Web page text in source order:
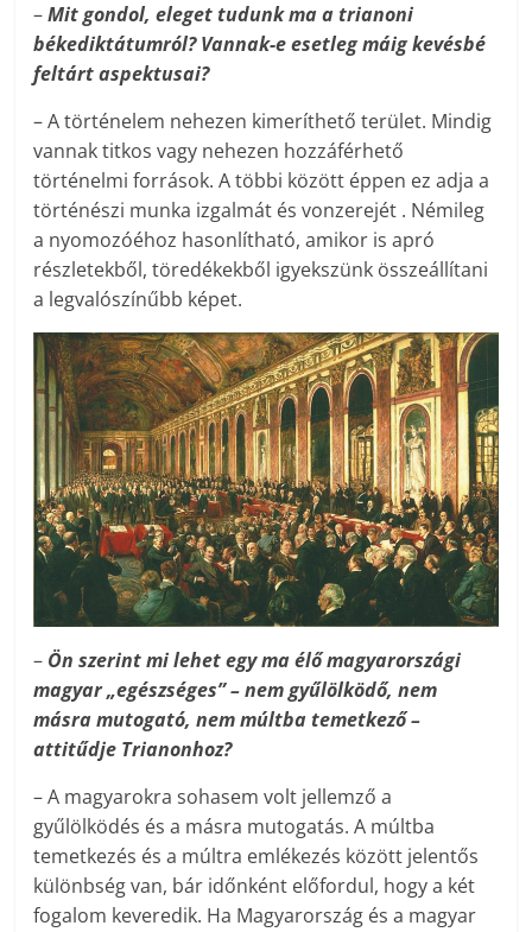
–Mit gondol, eleget tudunk ma a trianoni
békediktátumról? Vannak-e esetleg máig kevésbé
feltárt aspektusai?
– A történelem nehezen kimeríthető terület. Mindig
vannak titkos vagy nehezen hozzáférhető
történelmi források. A többi között éppen ez adja a
történészi munka izgalmát és vonzerejét . Némileg
a nyomozóéhoz hasonlítható, amikor is apró
részletekből, töredékekből igyekszünk összeállítani
a legvalószínűbb képet.
– Ön szerint mi lehet egy ma élő magyarországi
magyar „egészséges” – nem gyűlölködő, nem
másra mutogató, nem múltba temetkező –
attitűdje Trianonhoz?
– A magyarokra sohasem volt jellemző a
gyűlölködés és a másra mutogatás. A múltba
temetkezés és a múltra emlékezés között jelentős
különbség van, bár időnként előfordul, hogy a két
fogalom keveredik. Ha Magyarország és a magyar